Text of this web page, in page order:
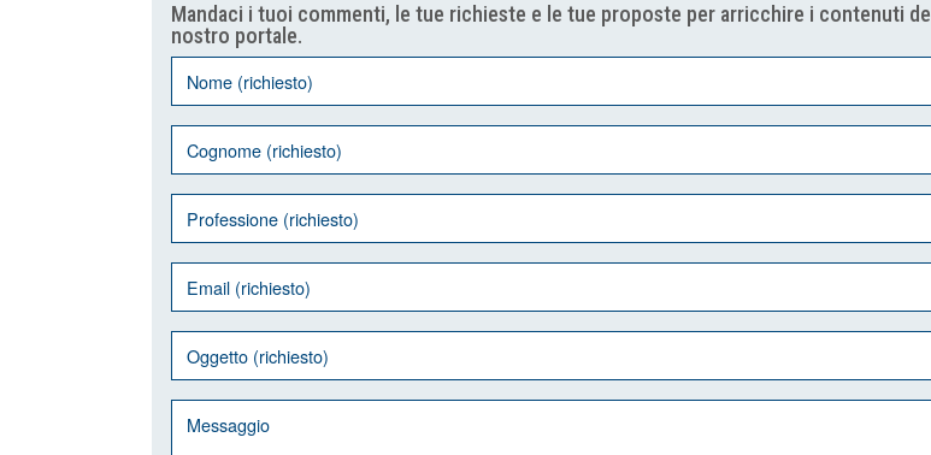
Mandaci i tuoi commenti, le tue richieste e le tue proposte per arricchire i contenuti del
nostro portale.